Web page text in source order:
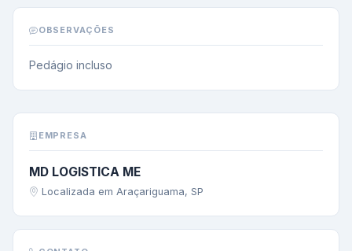
OBSERVAÇÕES
Pedágio incluso
EMPRESA
MD LOGISTICA ME
Localizada em Araçariguama, SP